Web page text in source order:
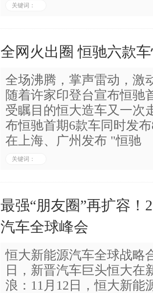
关键词：
全网火出圈 恒驰六款
全场沸腾，掌声雷动，
随着许家印登台宣布恒驰
受瞩目的恒大造车又一次
布恒驰首期6款车同时发
在上海、广州发布 "恒驰
关键词：
最强“朋友圈”再扩容！
汽车全球峰会
恒大新能源汽车全球战略
日，新晋汽车巨头恒大在
浪：11月12日，恒大新能